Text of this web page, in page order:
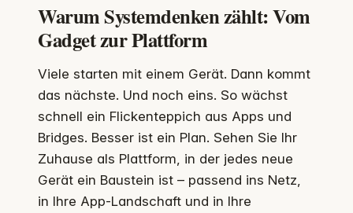
Warum Systemdenken zählt: Vom
Gadget zur Plattform
Viele starten mit einem Gerät. Dann kommt
das nächste. Und noch eins. So wächst
schnell ein Flickenteppich aus Apps und
Bridges. Besser ist ein Plan. Sehen Sie Ihr
Zuhause als Plattform, in der jedes neue
Gerät ein Baustein ist – passend ins Netz,
in Ihre App-Landschaft und in Ihre